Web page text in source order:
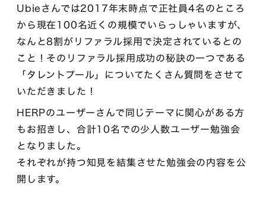
Ubieさんでは2017年末時点で正社員4名のところ
から現在100名近くの規模でいらっしゃいますが、
なんと8割がリファラル採用で決定されているとの
こと！そのリファラル採用成功の秘訣の一つである
「タレントプール」についてたくさん質問をさせて
いただきました！
HERPのユーザーさんで同じテーマに関心がある方
もお招きし、合計10名での少人数ユーザー勉強会
となりました。
それぞれが持つ知見を結集させた勉強会の内容を公
開します。